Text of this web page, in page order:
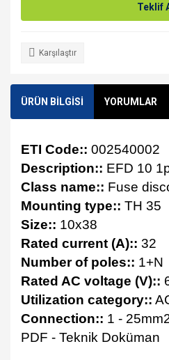
Teklif
Karşılaştır
ÜRÜN BİLGİSİ YORUMLAR
ETI Code:: 002540002
Description:: EFD 10
Class name:: Fuse
Mounting type:: TH 35
Size:: 10x38
Rated current (A):: 32
Number of poles:: 1+N
Rated AC voltage (V)::
Utilization category::
Connection:: 1 -
PDF - Teknik Doküman